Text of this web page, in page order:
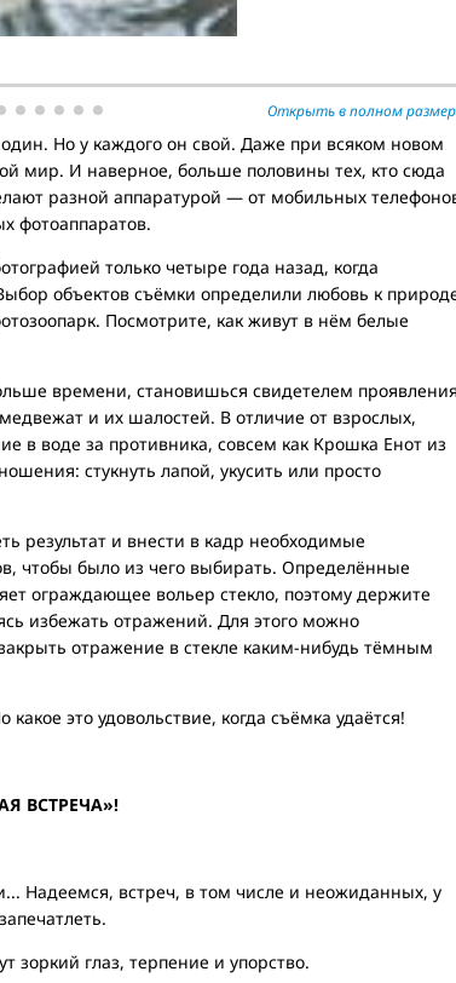
Открыть в полном
Но у каждого он свой. Даже при всяком новом
мир. И наверное, больше половины тех, кто сюда
разной аппаратурой — от мобильных
фотоаппаратов.
только четыре года назад, когда
объектов съёмки определили любовь к
Посмотрите, как живут в нём белые
времени, становишься свидетелем
и их шалостей. В отличие от взрослых,
в воде за противника, совсем как Крошка Енот из
стукнуть лапой, укусить или просто
результат и внести в кадр необходимые
чтобы было из чего выбирать. Определённые
ограждающее вольер стекло, поэтому держите
избежать отражений. Для этого можно
отражение в стекле каким-нибудь тёмным
это удовольствие, когда съёмка удаётся!
ВСТРЕЧА»!
Надеемся, встреч, в том числе и неожиданных, у
глаз, терпение и упорство.